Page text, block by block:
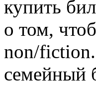
купить
о том,
non/fiction.
семейный